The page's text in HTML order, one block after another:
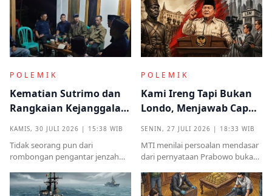
POLEMIK
Kematian Sutrimo dan
Rangkaian Kejanggalan
Kampung Halaman
KAMIS, 30 JULI 2026 | 15:38 WIB
Tidak seorang pun dari
rombongan pengantar jenzah
identitas ataupun menjelaskan
dari instansi mana.
POLEMIK
Kami Ireng Tapi Bukan
Londo, Menjawab Cap
SENIN, 27 JULI 2026 | 18:33 WIB
MTI menilai persoalan mendasar
dari pernyataan Prabowo bukan
melainkan implikasinya yang
sangat destruktif bagi kualitas